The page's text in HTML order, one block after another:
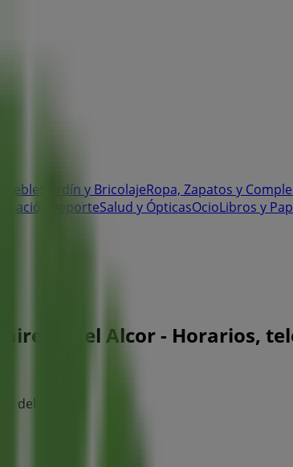
Jardín y BricolajeRopa, Zapatos y
DeporteSalud y ÓpticasOcioLibros y
del Alcor - Horarios,
del Alcor